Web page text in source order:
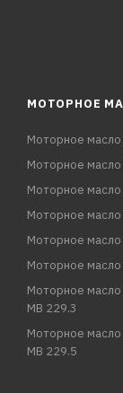
МОТОРНОЕ
Моторное масло
Моторное масло
Моторное масло
Моторное масло
Моторное масло
Моторное масло
Моторное масло
MB 229.3
Моторное масло
MB 229.5